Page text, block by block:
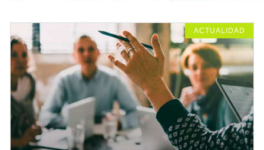
ACTUALIDAD